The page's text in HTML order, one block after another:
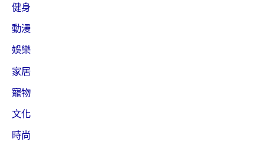
健身
動漫
娛樂
家居
寵物
文化
時尚